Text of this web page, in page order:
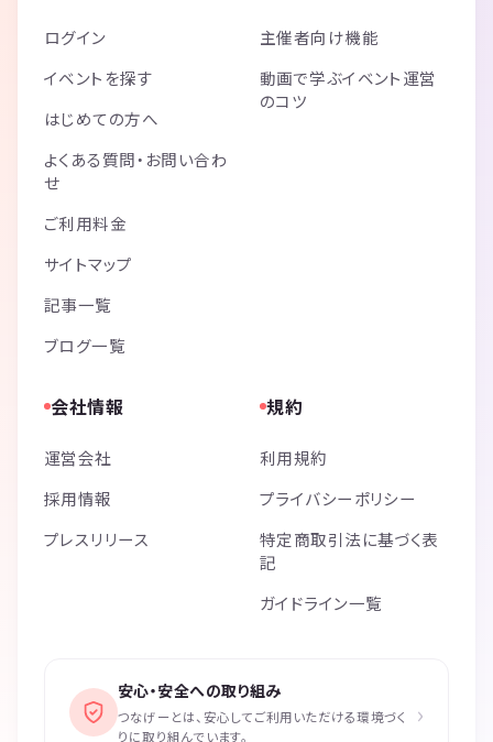
ログイン
イベントを探す
はじめての方へ
よくある質問・お問い合わ
せ
ご利用料金
サイトマップ
記事一覧
ブログ一覧
主催者向け機能
動画で学ぶイベント運営
のコツ
会社情報
運営会社
採用情報
プレスリリース
規約
利用規約
プライバシーポリシー
特定商取引法に基づく表
記
ガイドライン一覧
安心・安全への取り組み
つなげーとは、安心してご利用いただける環境づく
りに取り組んでいます。
›